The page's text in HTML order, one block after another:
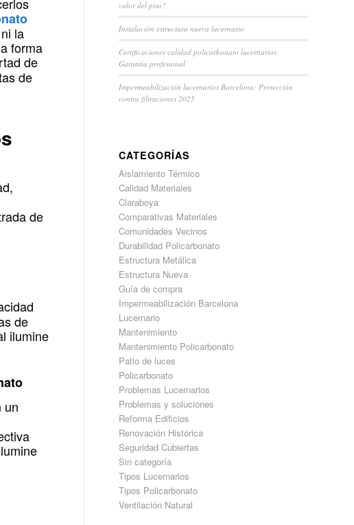
la
forma
de
de
de
de
ilumine
un
valor del piso?
Instalación estructura nueva lucernario
Certificaciones calidad policarbonato lucernarios:
Garantía profesional
Impermeabilización lucernarios Barcelona: Protección
contra filtraciones 2025
CATEGORÍAS
Aislamiento Térmico
Calidad Materiales
Claraboya
Comparativas Materiales
Comunidades Vecinos
Durabilidad Policarbonato
Estructura Metálica
Estructura Nueva
Guía de compra
Impermeabilización Barcelona
Lucernario
Mantenimiento
Mantenimiento Policarbonato
Patio de luces
Policarbonato
Problemas Lucernarios
Problemas y soluciones
Reforma Edificios
Renovación Histórica
Seguridad Cubiertas
Sin categoría
Tipos Lucernarios
Tipos Policarbonato
Ventilación Natural